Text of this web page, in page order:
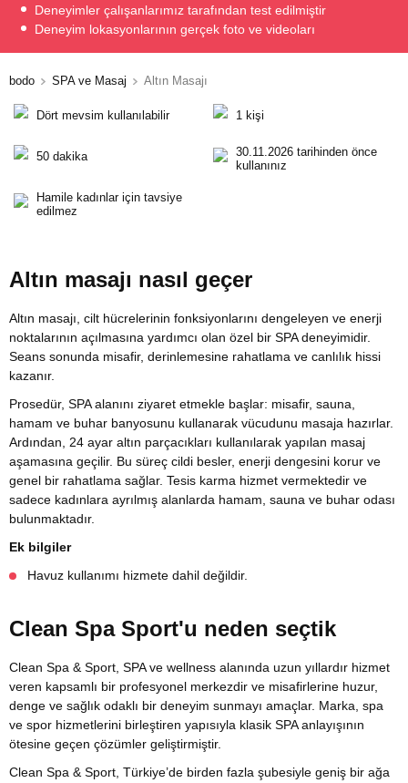
Deneyimler çalışanlarımız tarafından test edilmiştir
Deneyim lokasyonlarının gerçek foto ve videoları
bodo SPA ve Masaj Altın Masajı
Dört mevsim kullanılabilir 1 kişi
50 dakika
30.11.2026 tarihinden önce
kullanınız
Hamile kadınlar için tavsiye
edilmez
Altın masajı nasıl geçer
Altın masajı, cilt hücrelerinin fonksiyonlarını dengeleyen ve enerji
noktalarının açılmasına yardımcı olan özel bir SPA deneyimidir.
Seans sonunda misafir, derinlemesine rahatlama ve canlılık hissi
kazanır.
Prosedür, SPA alanını ziyaret etmekle başlar: misafir, sauna,
hamam ve buhar banyosunu kullanarak vücudunu masaja hazırlar.
Ardından, 24 ayar altın parçacıkları kullanılarak yapılan masaj
aşamasına geçilir. Bu süreç cildi besler, enerji dengesini korur ve
genel bir rahatlama sağlar. Tesis karma hizmet vermektedir ve
sadece kadınlara ayrılmış alanlarda hamam, sauna ve buhar odası
bulunmaktadır.
Ek bilgiler
Havuz kullanımı hizmete dahil değildir.
Clean Spa Sport'u neden seçtik
Clean Spa & Sport, SPA ve wellness alanında uzun yıllardır hizmet
veren kapsamlı bir profesyonel merkezdir ve misafirlerine huzur,
denge ve sağlık odaklı bir deneyim sunmayı amaçlar. Marka, spa
ve spor hizmetlerini birleştiren yapısıyla klasik SPA anlayışının
ötesine geçen çözümler geliştirmiştir.
Clean Spa & Sport, Türkiye’de birden fazla şubesiyle geniş bir ağa